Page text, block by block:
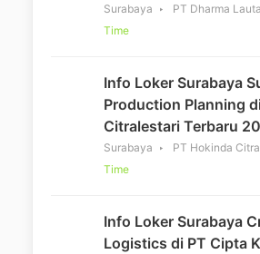
Surabaya PT Dharma
Time
Info Loker Surabaya
Production Planning
Citralestari Terbaru
Surabaya PT Hokinda
Time
Info Loker Surabaya
Logistics di PT Cipta